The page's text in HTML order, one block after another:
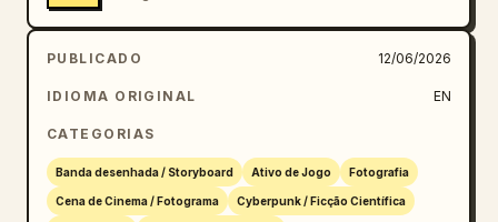
PUBLICADO 12/06/2026
IDIOMA ORIGINAL EN
CATEGORIAS
Banda desenhada / Storyboard Ativo de Jogo Fotografia
Cena de Cinema / Fotograma Cyberpunk / Ficção Científica